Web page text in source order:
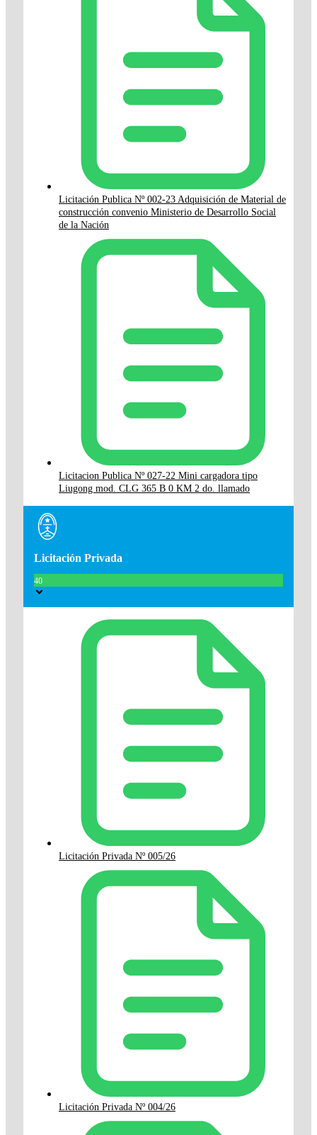
Licitación Publica Nº 002-23 Adquisición de Material de
construcción convenio Ministerio de Desarrollo Social
de la Nación
Licitacion Publica Nº 027-22 Mini cargadora tipo
Liugong mod. CLG 365 B 0 KM 2 do. llamado
Licitación Privada
40
Licitación Privada Nº 005/26
Licitación Privada Nº 004/26